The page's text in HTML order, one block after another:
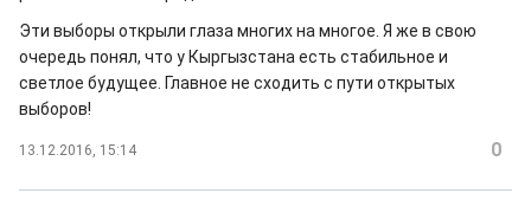
Эти выборы открыли глаза многих на многое. Я же в свою
очередь понял, что у Кыргызстана есть стабильное и
светлое будущее. Главное не сходить с пути открытых
выборов!
13.12.2016, 15:14 0